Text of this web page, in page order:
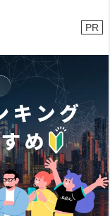
PR